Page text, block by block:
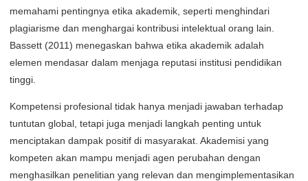
memahami pentingnya etika akademik, seperti menghindari
plagiarisme dan menghargai kontribusi intelektual orang lain.
Bassett (2011) menegaskan bahwa etika akademik adalah
elemen mendasar dalam menjaga reputasi institusi pendidikan
tinggi.
Kompetensi profesional tidak hanya menjadi jawaban terhadap
tuntutan global, tetapi juga menjadi langkah penting untuk
menciptakan dampak positif di masyarakat. Akademisi yang
kompeten akan mampu menjadi agen perubahan dengan
menghasilkan penelitian yang relevan dan mengimplementasikan